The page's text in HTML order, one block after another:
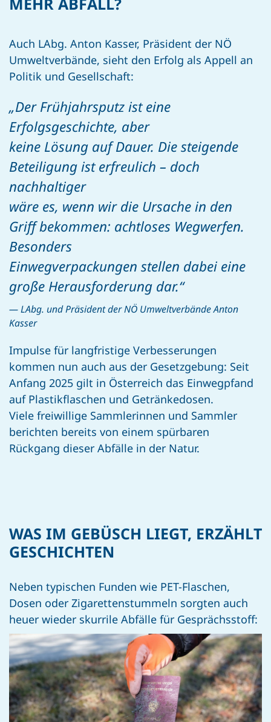
Auch LAbg. Anton Kasser, Präsident der NÖ
Umweltverbände, sieht den Erfolg als Appell an
Politik und Gesellschaft:
„Der Frühjahrsputz ist eine
Erfolgsgeschichte, aber
keine Lösung auf Dauer. Die steigende
Beteiligung ist erfreulich – doch
nachhaltiger
wäre es, wenn wir die Ursache in den
Griff bekommen: achtloses Wegwerfen.
Besonders
Einwegverpackungen stellen dabei eine
große Herausforderung dar.“
LAbg. und Präsident der NÖ Umweltverbände Anton
Kasser
Impulse für langfristige Verbesserungen
kommen nun auch aus der Gesetzgebung: Seit
Anfang 2025 gilt in Österreich das Einwegpfand
auf Plastikflaschen und Getränkedosen.
Viele freiwillige Sammlerinnen und Sammler
berichten bereits von einem spürbaren
Rückgang dieser Abfälle in der Natur.
WAS IM GEBÜSCH LIEGT, ERZÄHLT
GESCHICHTEN
Neben typischen Funden wie PET-Flaschen,
Dosen oder Zigarettenstummeln sorgten auch
heuer wieder skurrile Abfälle für Gesprächsstoff: